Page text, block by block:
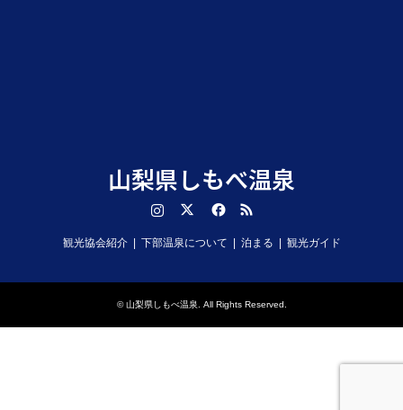
山梨県しもべ温泉
RSS
観光協会紹介 下部温泉について 泊まる 観光ガイド
©山梨県しもべ温泉 . All Rights Reserved.